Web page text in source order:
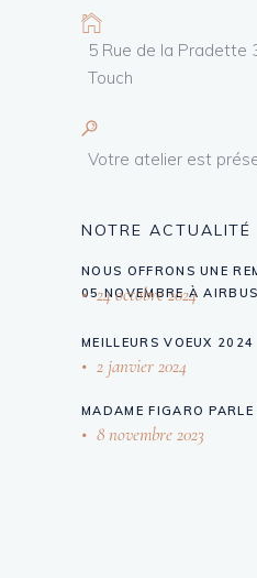
5 Rue de la Pradette
Touch
Votre atelier est
NOTRE ACTUALITÉ
NOUS OFFRONS UNE
05 NOVEMBRE À
24 octobre 2024
MEILLEURS VOEUX 2024
2 janvier 2024
MADAME FIGARO
8 novembre 2023